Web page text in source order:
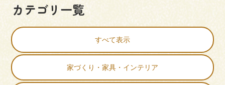
カテゴリ一覧
すべて表示
家づくり・家具・インテリア